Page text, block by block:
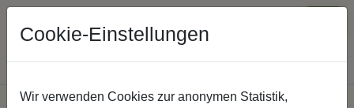
Günstige Versandkosteninnerhalb Österreichs· Sichere Zahlung
Cookie-Einstellungen
Wir verwenden Cookies zur anonymen Statistik,